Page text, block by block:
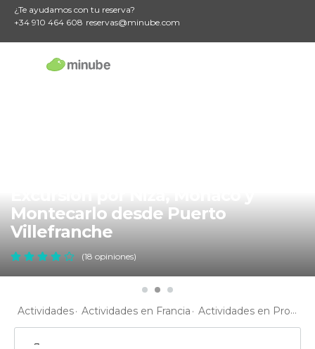
¿Te ayudamos con tu reserva?
+34 910 464 608 reservas@minube.com
Montecarlo desde Puerto
Villefranche
(18 opiniones)
Actividades Actividades en Francia Actividades en Provenza-Alpes-Costa Azul